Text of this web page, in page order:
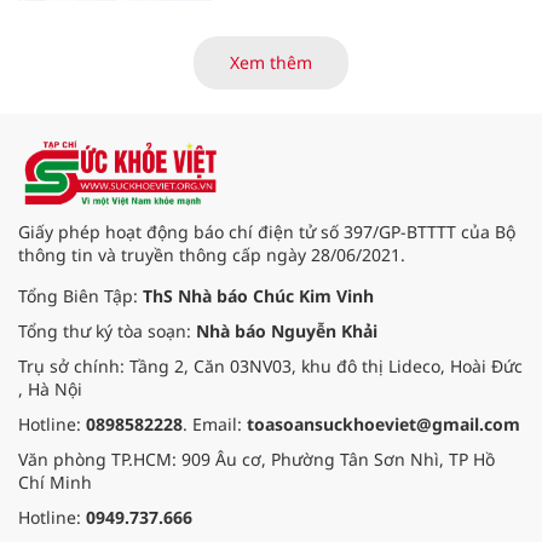
là những nội dung trọng tâm được
báo cáo tại Hội thảo khoa học cập
Xem thêm
Giấy phép hoạt động báo chí điện tử số 397/GP-BTTTT của Bộ
thông tin và truyền thông cấp ngày 28/06/2021.
Tổng Biên Tập: ThS Nhà báo Chúc Kim Vinh
Tổng thư ký tòa soạn: Nhà báo Nguyễn Khải
Trụ sở chính: Tầng 2, Căn 03NV03, khu đô thị Lideco, Hoài Đức
, Hà Nội
Hotline: 0898582228. Email: toasoansuckhoeviet@gmail.com
Văn phòng TP.HCM: 909 Âu cơ, Phường Tân Sơn Nhì, TP Hồ
Chí Minh
Hotline: 0949.737.666